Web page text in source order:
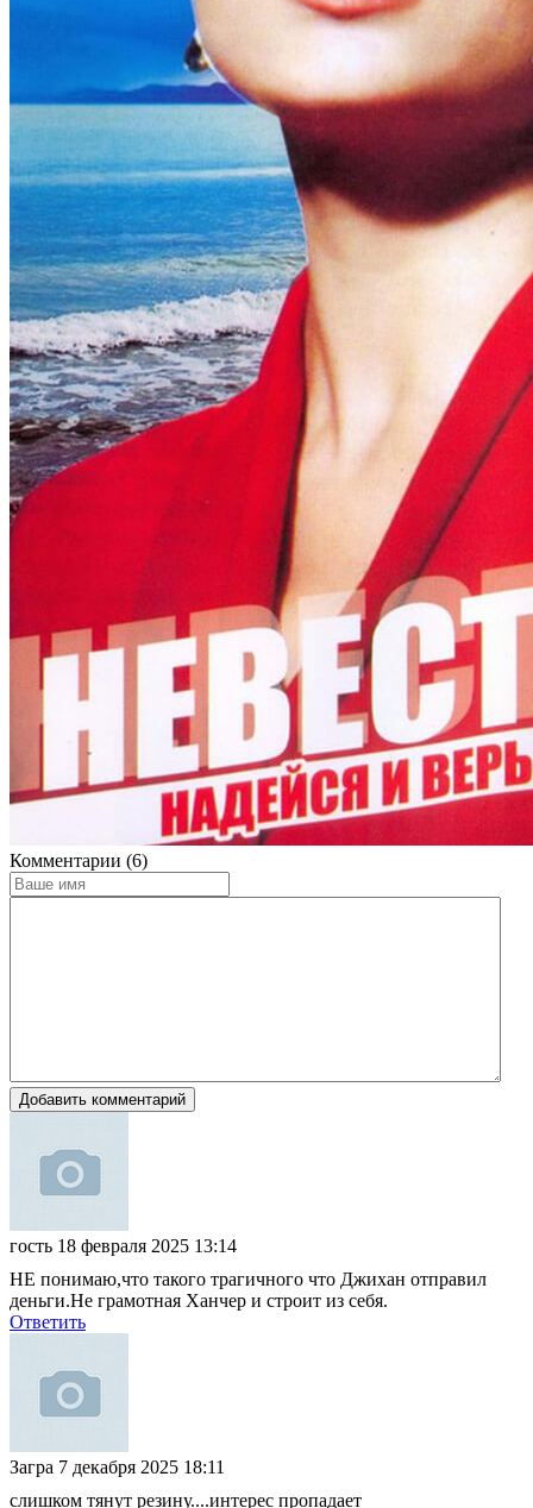
Комментарии (6)
Добавить комментарий
гость 18 февраля 2025 13:14
НЕ понимаю,что такого трагичного что Джихан отправил
деньги.Не грамотная Ханчер и строит из себя.
Ответить
Загра 7 декабря 2025 18:11
слишком тянут резину....интерес пропадает